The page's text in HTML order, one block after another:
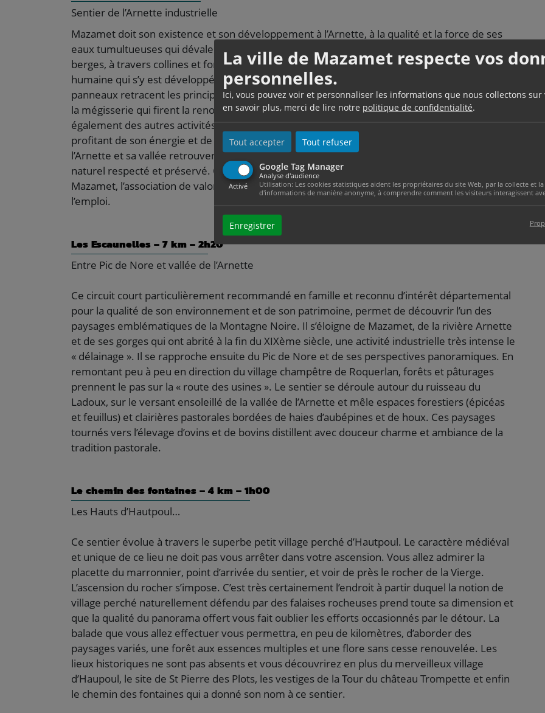
La ville de Mazamet respecte vos
personnelles.
Ici, vous pouvez voir et personnaliser les informations que nous collectons
en savoir plus, merci de lire notre politique de confidentialité.
Tout accepter Tout refuser
Google Tag Manager
Activé
Analyse d'audience
Utilisation: Les cookies statistiques aident les propriétaires du site Web, par la collecte et
d'informations de manière anonyme, à comprendre comment les visiteurs interagissent
Enregistrer
Sentier de l’Arnette industrielle
Mazamet doit son existence et son développement à l’Arnette, à la qualité et la force de ses
eaux tumultueuses qui dévalent les pentes verdoyantes de la Montagne Noire. Le long de ses
berges, à travers collines et forêts, ce circuit va vous faire découvrir l’histoire industrielle et
humaine qui s’y est développée au fil des siècles. Comme dans un livre d’histoire, 16
panneaux retracent les principaux éléments de l’aventure exceptionnelle du délainage et de
la mégisserie qui firent la renommée internationale de Mazamet et de sa vallée, mais
également des autres activités qui dès le Moyen-Âge se sont développées le long du torrent,
profitant de son énergie et de la pureté de son eau. Après des siècles de vie mouvementée,
l’Arnette et sa vallée retrouvent aujourd’hui la quiétude et la qualité d’un environnement
naturel respecté et préservé. Ce circuit est le résultat d’un partenariat entre la ville de
Mazamet, l’association de valorisation du patrimoine mazamétain et la mission locale pour
l’emploi.
Les Escaunelles – 7 km – 2h20
Entre Pic de Nore et vallée de l’Arnette
Ce circuit court particulièrement recommandé en famille et reconnu d’intérêt départemental
pour la qualité de son environnement et de son patrimoine, permet de découvrir l’un des
paysages emblématiques de la Montagne Noire. Il s’éloigne de Mazamet, de la rivière Arnette
et de ses gorges qui ont abrité à la fin du XIXème siècle, une activité industrielle très intense le
« délainage ». Il se rapproche ensuite du Pic de Nore et de ses perspectives panoramiques. En
remontant peu à peu en direction du village champêtre de Roquerlan, forêts et pâturages
prennent le pas sur la « route des usines ». Le sentier se déroule autour du ruisseau du
Ladoux, sur le versant ensoleillé de la vallée de l’Arnette et mêle espaces forestiers (épicéas
et feuillus) et clairières pastorales bordées de haies d’aubépines et de houx. Ces paysages
tournés vers l’élevage d’ovins et de bovins distillent avec douceur charme et ambiance de la
tradition pastorale.
Le chemin des fontaines – 4 km – 1h00
Les Hauts d’Hautpoul…
Ce sentier évolue à travers le superbe petit village perché d’Hautpoul. Le caractère médiéval
et unique de ce lieu ne doit pas vous arrêter dans votre ascension. Vous allez admirer la
placette du marronnier, point d’arrivée du sentier, et voir de près le rocher de la Vierge.
L’ascension du rocher s’impose. C’est très certainement l’endroit à partir duquel la notion de
village perché naturellement défendu par des falaises rocheuses prend toute sa dimension et
que la qualité du panorama offert vous fait oublier les efforts occasionnés par le détour. La
balade que vous allez effectuer vous permettra, en peu de kilomètres, d’aborder des
paysages variés, une forêt aux essences multiples et une flore sans cesse renouvelée. Les
lieux historiques ne sont pas absents et vous découvrirez en plus du merveilleux village
d’Haupoul, le site de St Pierre des Plots, les vestiges de la Tour du château Trompette et enfin
le chemin des fontaines qui a donné son nom à ce sentier.